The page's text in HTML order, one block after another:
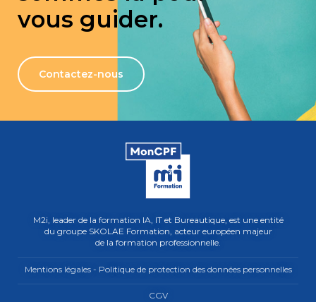
vous guider.
Contactez-nous
M2i, leader de la formation IA, IT et Bureautique, est une entité
du groupe SKOLAE Formation, acteur européen majeur
de la formation professionnelle.
Mentions légales - Politique de protection des données personnelles
CGV